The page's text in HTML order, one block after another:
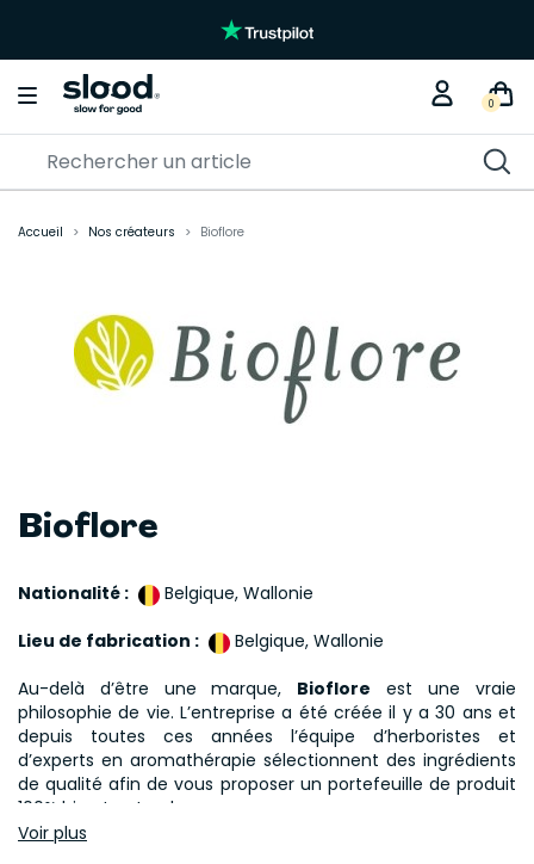
0
Accueil Nos créateurs Bioflore
Bioflore
Nationalité :
Belgique, Wallonie
Lieu de fabrication :
Belgique, Wallonie
Au-delà d’être une marque, Bioflore est une vraie
philosophie de vie. L’entreprise a été créée il y a 30 ans et
depuis toutes ces années l’équipe d’herboristes et
d’experts en aromathérapie sélectionnent des ingrédients
de qualité afin de vous proposer un portefeuille de produit
100% bio et naturels.
Leur objectif : accompagner les individus dans un
Voir plus